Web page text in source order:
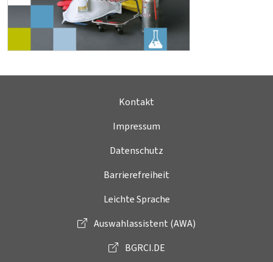
Kontakt
Impressum
Datenschutz
Barrierefreiheit
Leichte Sprache
Auswahlassistent (AWA)
BGRCI.DE